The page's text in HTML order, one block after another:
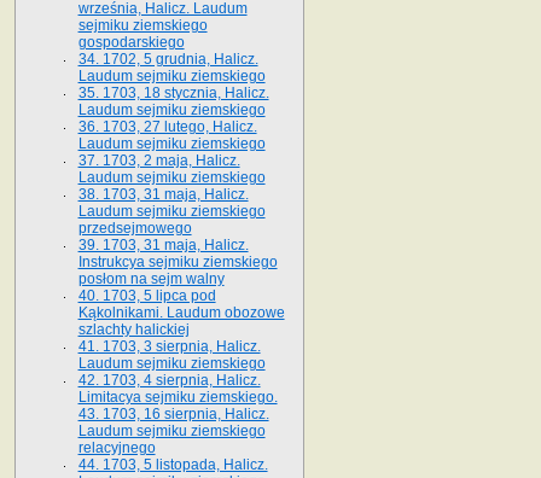
września, Halicz. Laudum
sejmiku ziemskiego
gospodarskiego
34. 1702, 5 grudnia, Halicz.
Laudum sejmiku ziemskiego
35. 1703, 18 stycznia, Halicz.
Laudum sejmiku ziemskiego
36. 1703, 27 lutego, Halicz.
Laudum sejmiku ziemskiego
37. 1703, 2 maja, Halicz.
Laudum sejmiku ziemskiego
38. 1703, 31 maja, Halicz.
Laudum sejmiku ziemskiego
przedsejmowego
39. 1703, 31 maja, Halicz.
Instrukcya sejmiku ziemskiego
posłom na sejm walny
40. 1703, 5 lipca pod
Kąkolnikami. Laudum obozowe
szlachty halickiej
41­. 1703, 3 sierpnia, Halicz.
Laudum sejmiku ziemskiego
42. 1703, 4 sierpnia, Halicz.
Limitacya sejmiku ziemskiego.
43. 1703, 16 sierpnia, Halicz.
Laudum sejmiku ziemskiego
relacyjnego
44. 1703, 5 listopada, Halicz.